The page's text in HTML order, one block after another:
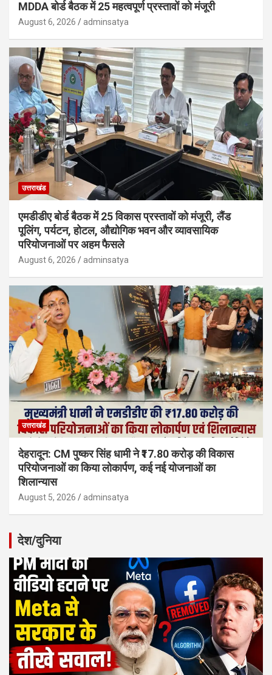
MDDA बोर्ड बैठक में 25 महत्वपूर्ण प्रस्तावों को मंजूरी
August 6, 2026 adminsatya
उत्तराखंड
एमडीडीए बोर्ड बैठक में 25 विकास प्रस्तावों को मंजूरी, लैंड
पूलिंग, पर्यटन, होटल, औद्योगिक भवन और व्यावसायिक
परियोजनाओं पर अहम फैसले
August 6, 2026 adminsatya
उत्तराखंड
देहरादून: CM पुष्कर सिंह धामी ने ₹17.80 करोड़ की विकास
परियोजनाओं का किया लोकार्पण, कई नई योजनाओं का
शिलान्यास
August 5, 2026 adminsatya
देश/दुनिया